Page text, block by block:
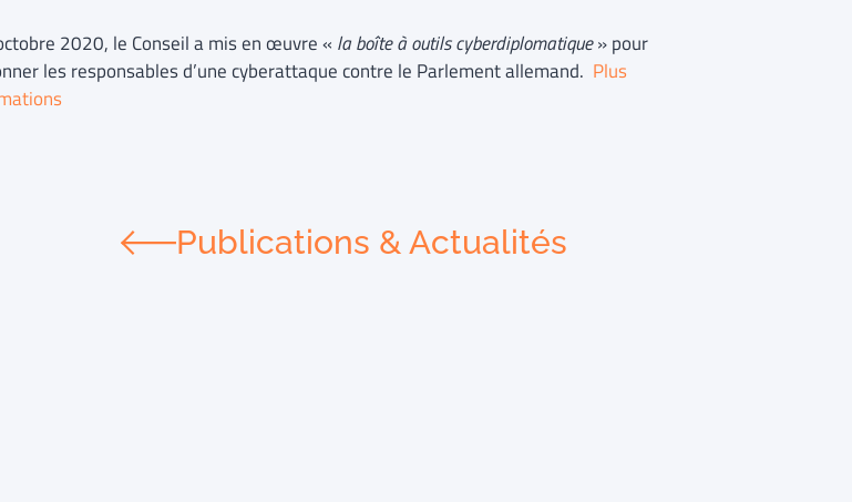
2020, le Conseil a mis en œuvre « la boîte à outils cyberdiplomatique» pour
les responsables d’une cyberattaque contre le Parlement allemand. Plus
Publications & Actualités